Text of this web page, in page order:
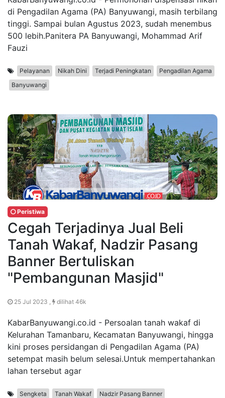
di Pengadilan Agama (PA) Banyuwangi, masih terbilang
tinggi. Sampai bulan Agustus 2023, sudah menembus
500 lebih.Panitera PA Banyuwangi, Mohammad Arif
Fauzi
Pelayanan Nikah Dini Terjadi Peningkatan
Pengadilan Agama
Banyuwangi
Peristiwa
Cegah Terjadinya Jual Beli
Tanah Wakaf, Nadzir Pasang
Banner Bertuliskan
"Pembangunan Masjid"
25 Jul 2023 , dilihat 46k
KabarBanyuwangi.co.id - Persoalan tanah wakaf di
Kelurahan Tamanbaru, Kecamatan Banyuwangi, hingga
kini proses persidangan di Pengadilan Agama (PA)
setempat masih belum selesai.Untuk mempertahankan
lahan tersebut agar
Sengketa Tanah Wakaf
Nadzir Pasang Banner